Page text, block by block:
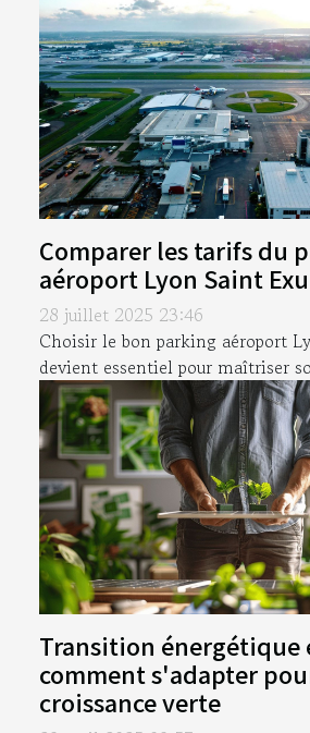
Comparer les tarifs du
aéroport Lyon Saint
28 juillet 2025 23:46
Choisir le bon parking aéroport
devient essentiel pour maîtriser
Transition énergétique
comment s'adapter
croissance verte